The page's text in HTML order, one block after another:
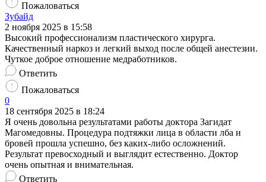
Пожаловаться
Зубайд
2 ноября 2025 в 15:58
Высокий профессионализм пластического хирурга.
Качественный наркоз и легкий выход после общей анестезии​.
Чуткое доброе отношение медработников.
Ответить
Пожаловаться
0
18 сентября 2025 в 18:24
Я очень довольна результатами работы доктора Загидат
Магомедовны. Процедура подтяжки лица в области лба и
бровей прошла успешно, без каких-либо осложнений.
Результат превосходный и выглядит естественно. Доктор
очень опытная и внимательная.
Ответить